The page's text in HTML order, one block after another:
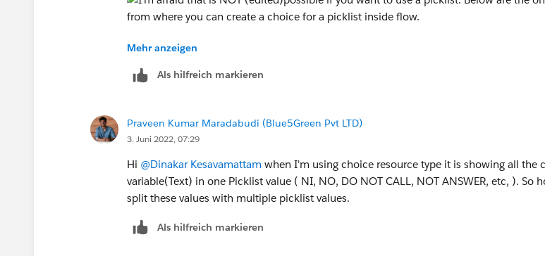
Regards,
Dinakar K
Mehr anzeigen
Als hilfreich markieren
Praveen Kumar Maradabudi (Blue5Green Pvt LTD)
3. Juni 2022, 07:29
Hi @Dinakar Kesavamattam when I'm using choice resource type it is showing all the
variable(Text) in one Picklist value ( NI, NO, DO NOT CALL, NOT ANSWER, etc, ). So
split these values with multiple picklist values.
Als hilfreich markieren